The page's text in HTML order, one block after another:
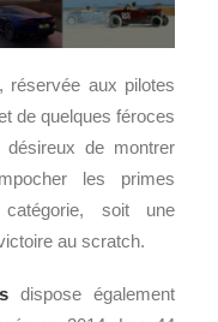
réservée aux pilotes
de quelques féroces
de montrer
les primes
catégorie, soit une
au scratch.
dispose également